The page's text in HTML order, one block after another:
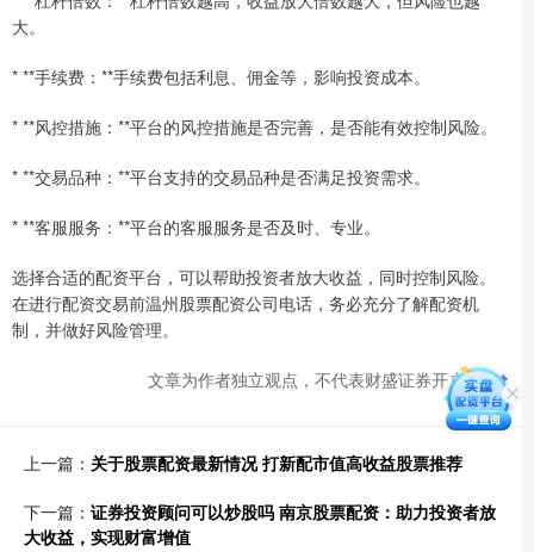
大。
* **手续费：**手续费包括利息、佣金等，影响投资成本。
* **风控措施：**平台的风控措施是否完善，是否能有效控制风险。
* **交易品种：**平台支持的交易品种是否满足投资需求。
* **客服服务：**平台的客服服务是否及时、专业。
选择合适的配资平台，可以帮助投资者放大收益，同时控制风险。
在进行配资交易前温州股票配资公司电话，务必充分了解配资机
制，并做好风险管理。
文章为作者独立观点，不代表财盛证券开户观点
上一篇： 关于股票配资最新情况 打新配市值高收益股票推荐
下一篇： 证券投资顾问可以炒股吗 南京股票配资：助力投资者放
大收益，实现财富增值